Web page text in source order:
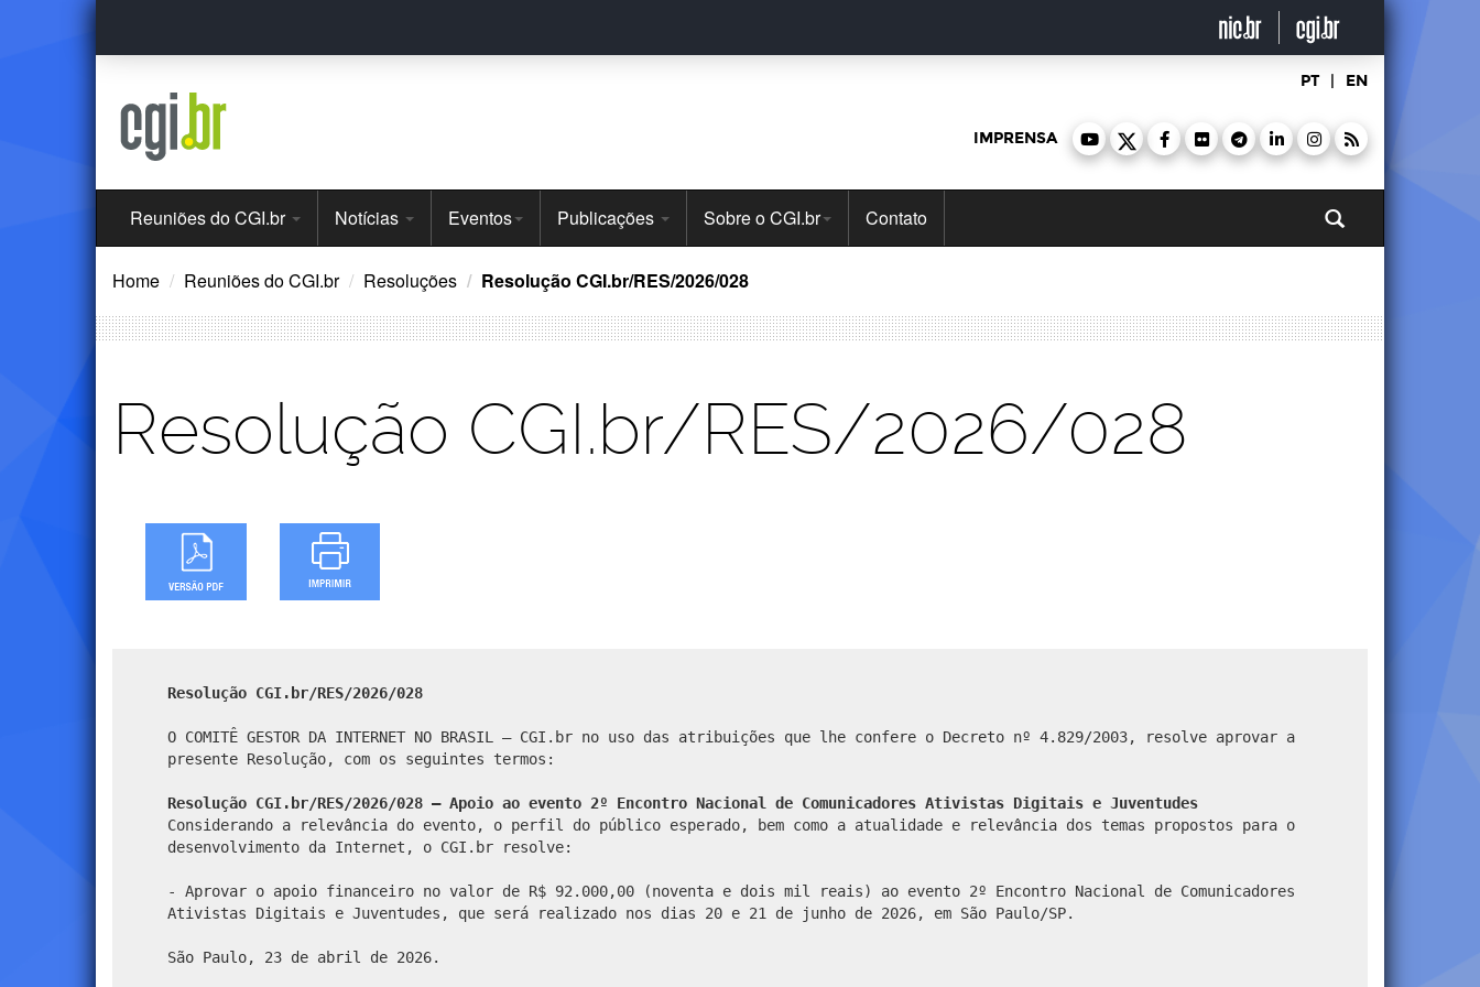
Ir
o
PT | EN
IMPRENSA
Menu
Principal
Reuniões do CGI.br Notícias Eventos Publicações Sobre o CGI.br Contato
Home Reuniões do CGI.br Resoluções Resolução CGI.br/RES/2026/028
Resolução CGI.br/RES/2026/028
Resolução CGI.br/RES/2026/028
O COMITÊ GESTOR DA INTERNET NO BRASIL – CGI.br no uso das atribuições que lhe confere o Decreto nº 4.829/2003, resolve aprovar a
presente Resolução, com os seguintes termos:
Resolução CGI.br/RES/2026/028 – Apoio ao evento 2º Encontro Nacional de Comunicadores Ativistas Digitais e Juventudes
Considerando a relevância do evento, o perfil do público esperado, bem como a atualidade e relevância dos temas propostos para o
desenvolvimento da Internet, o CGI.br resolve:
- Aprovar o apoio financeiro no valor de R$ 92.000,00 (noventa e dois mil reais) ao evento 2º Encontro Nacional de Comunicadores
Ativistas Digitais e Juventudes, que será realizado nos dias 20 e 21 de junho de 2026, em São Paulo/SP.
São Paulo, 23 de abril de 2026.